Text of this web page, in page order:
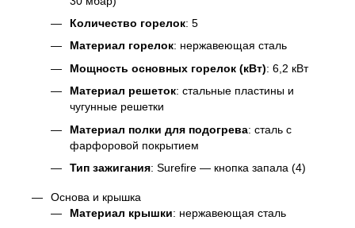
Количество горелок: 5
Материал горелок: нержавеющая сталь
Мощность основных горелок (кВт): 6,2 кВт
Материал решеток: стальные пластины и
чугунные решетки
Материал полки для подогрева: сталь с
фарфоровой покрытием
Тип зажигания: Surefire — кнопка запала (4)
Основа и крышка
Материал крышки: нержавеющая сталь